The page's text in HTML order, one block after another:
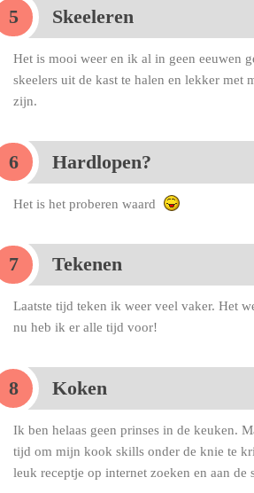
Skeeleren
Het is mooi weer en ik al in geen eeuwen
skeelers uit de kast te halen en lekker met
zijn.
Hardlopen?
Het is het proberen waard
Tekenen
Laatste tijd teken ik weer veel vaker. Het
nu heb ik er alle tijd voor!
Koken
Ik ben helaas geen prinses in de keuken.
tijd om mijn kook skills onder de knie te
leuk receptje op internet zoeken en aan de